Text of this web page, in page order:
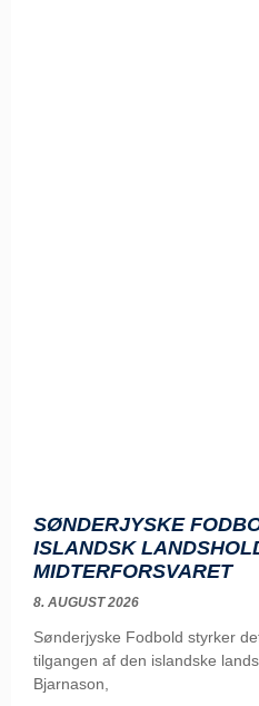
SØNDERJYSKE
ISLANDSK
MIDTERFORSVARET
8. AUGUST 2026
Sønderjyske Fodbold styrker
tilgangen af den islandske
Bjarnason,